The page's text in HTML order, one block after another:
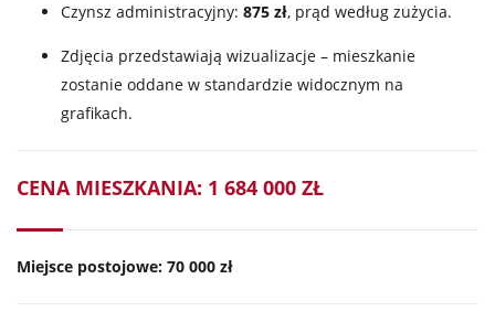
Czynsz administracyjny: 875 zł, prąd według zużycia.
Zdjęcia przedstawiają wizualizacje – mieszkanie
zostanie oddane w standardzie widocznym na
grafikach.
CENA MIESZKANIA: 1 684 000 ZŁ
Miejsce postojowe: 70 000 zł